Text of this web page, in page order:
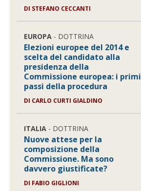
DI STEFANO CECCANTI
EUROPA - DOTTRINA
Elezioni europee del 2014 e
scelta del candidato alla
presidenza della
Commissione europea: i primi
passi della procedura
DI CARLO CURTI GIALDINO
ITALIA - DOTTRINA
Nuove attese per la
composizione della
Commissione. Ma sono
davvero giustificate?
DI FABIO GIGLIONI